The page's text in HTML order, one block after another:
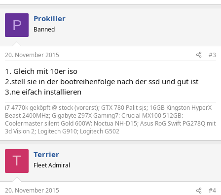
P Prokiller
Banned
20. November 2015 #3
1. Gleich mit 10er iso
2.stell sie in der bootreihenfolge nach der ssd und gut ist
3.ne eifach installieren
i7 4770k geköpft @ stock (vorerst); GTX 780 Palit sjs; 16GB Kingston HyperX
Beast 2400MHz; Gigabyte Z97X Gaming7: Crucial MX100 512GB:
Coolermaster silent Gold 600W: Noctua NH-D15; Asus RoG Swift PG278Q mit
3d Vision 2; Logitech G910; Logitech G502
T Terrier
Fleet Admiral
20. November 2015 #4